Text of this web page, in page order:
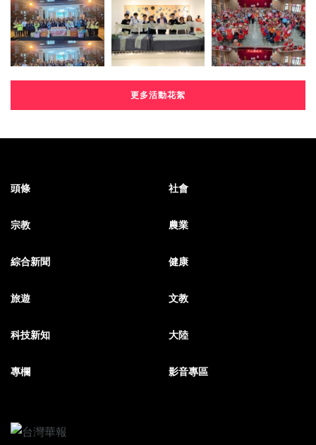
更多活動花絮
頭條 社會
宗教 農業
綜合新聞 健康
旅遊 文教
科技新知 大陸
專欄 影音專區